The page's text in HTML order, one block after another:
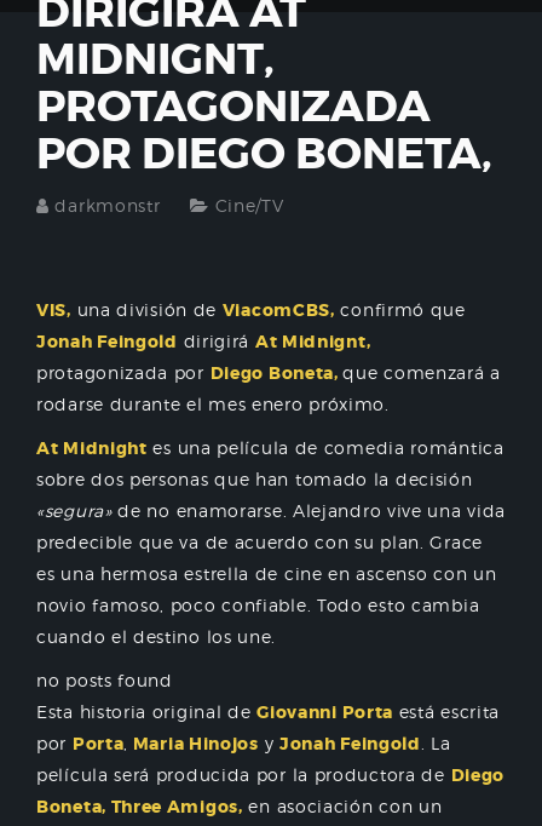
DIRIGIRÁ AT
MIDNIGNT,
PROTAGONIZADA
POR DIEGO BONETA,
darkmonstr Cine/TV
VIS, una división de ViacomCBS, confirmó que
Jonah Feingold dirigirá At Midnignt,
protagonizada por Diego Boneta,que comenzará a
rodarse durante el mes enero próximo.
At Midnight es una película de comedia romántica
sobre dos personas que han tomado la decisión
«segura»de no enamorarse. Alejandro vive una vida
predecible que va de acuerdo con su plan. Grace
es una hermosa estrella de cine en ascenso con un
novio famoso, poco confiable. Todo esto cambia
cuando el destino los une.
no posts found
Esta historia original deGiovanni Porta está escrita
por Porta Maria Hinojos y Jonah Feingold
. La
película será producida por la productora de Diego
Boneta, Three Amigos, en asociación con un